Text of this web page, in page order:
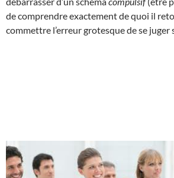
de comprendre exactement de quoi il
commettre l’erreur grotesque de se juger